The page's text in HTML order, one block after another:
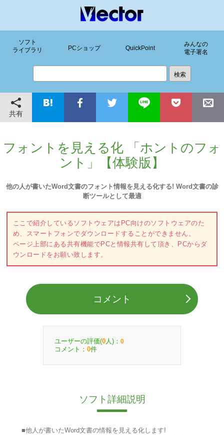
ソフト
ライブラリ
PCショップ QuickPoint
みんなの
電子署名
共有
フォントを見える化 「ホントのフォ
ント」【体験版】
他の人が書いたWord文書のフォント情報を見える化する! Word文書の診
断ツールとして最適
ここで紹介しているソフトウェアはPC向けのソフトウェアのた
め、スマートフォンでダウンロードすることができません。
ページ上部にある共有機能でPCと情報共有して頂き、PCからダ
ウンロードをお願い致します。
コメント
ユーザーの評価(0 人)： 0
コメント： 0件
ソフト詳細説明
■他人が書いたWord文書の情報を見える化します!